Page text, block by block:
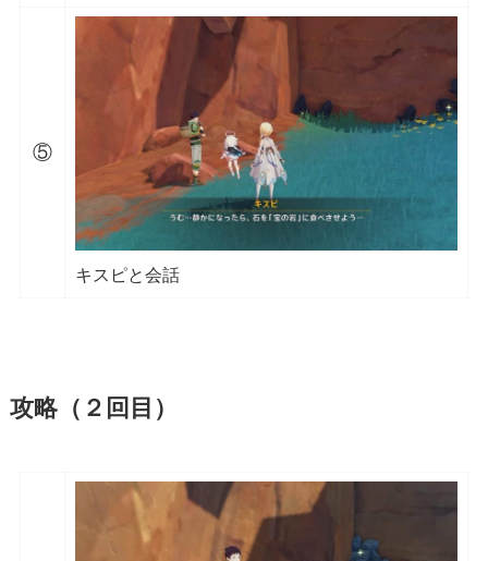
⑤
キスピと会話
攻略（２回目）